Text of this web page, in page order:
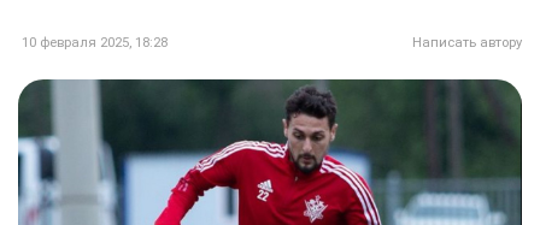
10 февраля 2025, 18:28 Написать автору